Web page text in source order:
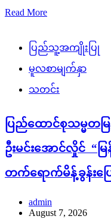
Read More
ပြည်သူ့အကျိုးပြု
မူလစာမျက်နှာ
သတင်း
ပြည်ထောင်စုသမ္မတမ
ဦးမင်းအောင်လှိုင် “မြ
တက်ရောက်မိန့်ခွန်းပြေ
admin
August 7, 2026